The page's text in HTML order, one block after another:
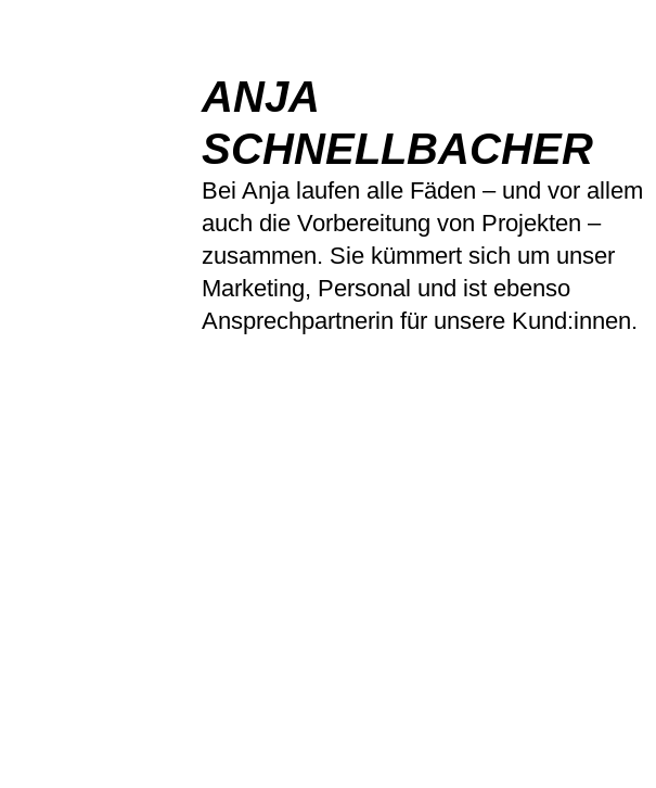
ANJA
SCHNELLBACHER
Bei Anja laufen alle Fäden – und vor allem
auch die Vorbereitung von Projekten –
zusammen. Sie kümmert sich um unser
Marketing, Personal und ist ebenso
Ansprechpartnerin für unsere Kund:innen.